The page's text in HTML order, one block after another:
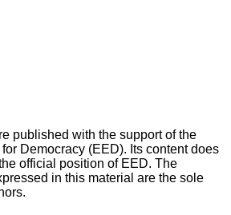
published with the support of the
Democracy (EED). Its content does
official position of EED. The
in this material are the sole